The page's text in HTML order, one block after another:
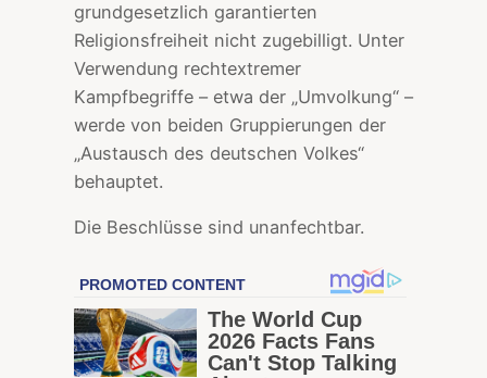
grundgesetzlich garantierten
Religionsfreiheit nicht zugebilligt. Unter
Verwendung rechtextremer
Kampfbegriffe – etwa der „Umvolkung“ –
werde von beiden Gruppierungen der
„Austausch des deutschen Volkes“
behauptet.
Die Beschlüsse sind unanfechtbar.